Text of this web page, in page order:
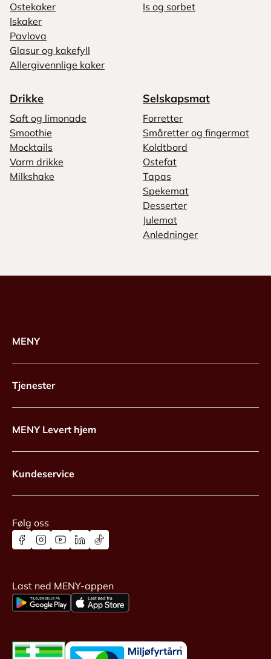
Ostekaker
Iskaker
Pavlova
Glasur og kakefyll
Allergivennlige kaker
Is og sorbet
Drikke
Saft og limonade
Smoothie
Mocktails
Varm drikke
Milkshake
Selskapsmat
Forretter
Småretter og fingermat
Koldtbord
Ostefat
Tapas
Spekemat
Desserter
Julemat
Anledninger
MENY
Tjenester
MENY Levert hjem
Kundeservice
Følg oss
Last ned MENY-appen